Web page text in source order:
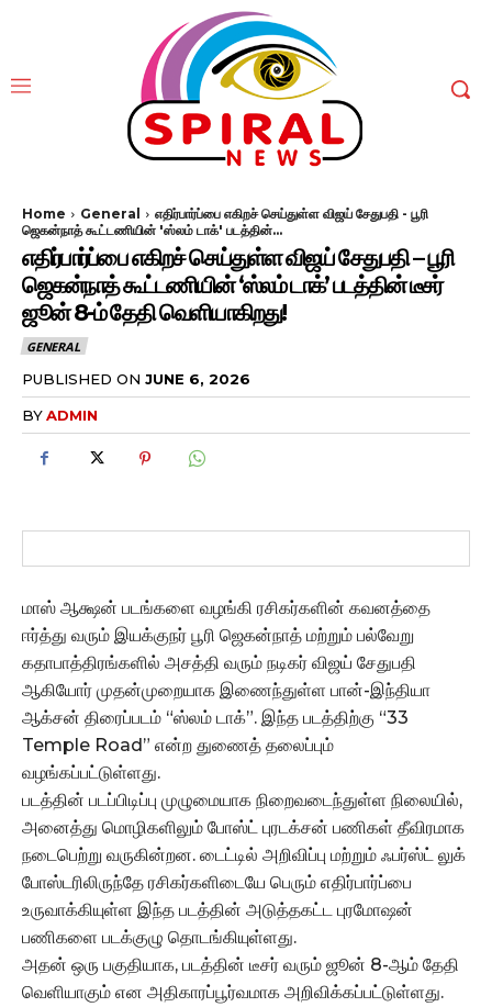
Home General
எதிர்பார்ப்பை எகிறச் செய்துள்ள விஜய் சேதுபதி - பூரி
ஜெகன்நாத் கூட்டணியின் 'ஸ்லம் டாக்' படத்தின்...
எதிர்பார்ப்பை எகிறச் செய்துள்ள விஜய் சேதுபதி – பூரி
ஜெகன்நாத் கூட்டணியின் ‘ஸ்லம் டாக்’ படத்தின் டீசர்
ஜூன் 8-ம் தேதி வெளியாகிறது!
GENERAL
PUBLISHED ON JUNE 6, 2026
BYADMIN
மாஸ் ஆக்ஷன் படங்களை வழங்கி ரசிகர்களின் கவனத்தை
ஈர்த்து வரும் இயக்குநர் பூரி ஜெகன்நாத் மற்றும் பல்வேறு
கதாபாத்திரங்களில் அசத்தி வரும் நடிகர் விஜய் சேதுபதி
ஆகியோர் முதன்முறையாக இணைந்துள்ள பான்-இந்தியா
ஆக்சன் திரைப்படம் “ஸ்லம் டாக்”. இந்த படத்திற்கு “33
Temple Road” என்ற துணைத் தலைப்பும்
வழங்கப்பட்டுள்ளது.
படத்தின் படப்பிடிப்பு முழுமையாக நிறைவடைந்துள்ள நிலையில்,
அனைத்து மொழிகளிலும் போஸ்ட் புரடக்சன் பணிகள் தீவிரமாக
நடைபெற்று வருகின்றன. டைட்டில் அறிவிப்பு மற்றும் ஃபர்ஸ்ட் லுக்
போஸ்டரிலிருந்தே ரசிகர்களிடையே பெரும் எதிர்பார்ப்பை
உருவாக்கியுள்ள இந்த படத்தின் அடுத்தகட்ட புரமோஷன்
பணிகளை படக்குழு தொடங்கியுள்ளது.
அதன் ஒரு பகுதியாக, படத்தின் டீசர் வரும் ஜூன் 8-ஆம் தேதி
வெளியாகும் என அதிகாரப்பூர்வமாக அறிவிக்கப்பட்டுள்ளது.